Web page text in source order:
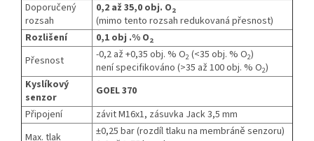
Doporučený
rozsah
0,2 až 35,0 obj. O2
(mimo tento rozsah redukovaná přesnost)
Rozlišení
0,1 obj .% O2
Přesnost -0,2 až +0,35 obj. % O2 (<35 obj. % O2)
není specifikováno (>35 až 100 obj. % O2)
Kyslíkový
senzor
GOEL 370
Připojení
závit M16x1, zásuvka Jack 3,5 mm
Max. tlak
±0,25 bar (rozdíl tlaku na membráně senzoru)